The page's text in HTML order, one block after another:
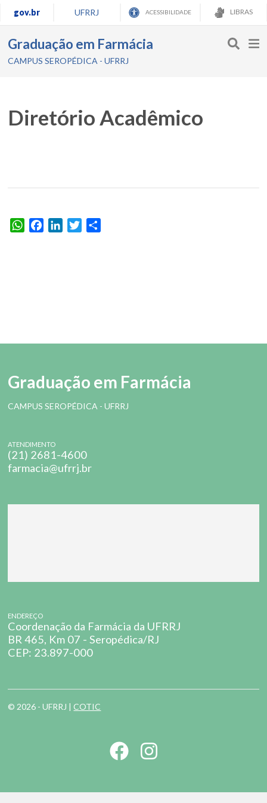
gov.br UFRRJ ACESSIBILIDADE LIBRAS
Graduação em Farmácia
CAMPUS SEROPÉDICA - UFRRJ
Diretório Acadêmico
WhatsAppFacebookLinkedInTwitter
Graduação em Farmácia
CAMPUS SEROPÉDICA - UFRRJ
ATENDIMENTO
(21) 2681-4600
farmacia@ufrrj.br
ENDEREÇO
Coordenação da Farmácia da UFRRJ
BR 465, Km 07 - Seropédica/RJ
CEP: 23.897-000
© 2026 - UFRRJ |COTIC